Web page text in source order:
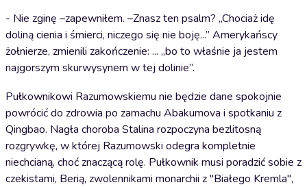
- Nie zginę –zapewniłem. –Znasz ten psalm? „Chociaż idę
doliną cienia i śmierci, niczego się nie boję...” Amerykańscy
żołnierze, zmienili zakończenie: ... „bo to właśnie ja jestem
najgorszym skurwysynem w tej dolinie”.
Pułkownikowi Razumowskiemu nie będzie dane spokojnie
powrócić do zdrowia po zamachu Abakumova i spotkaniu z
Qingbao. Nagła choroba Stalina rozpoczyna bezlitosną
rozgrywkę, w której Razumowski odegra kompletnie
niechcianą, choć znaczącą rolę. Pułkownik musi poradzić sobie z
czekistami, Berią, zwolennikami monarchii z "Białego Kremla",